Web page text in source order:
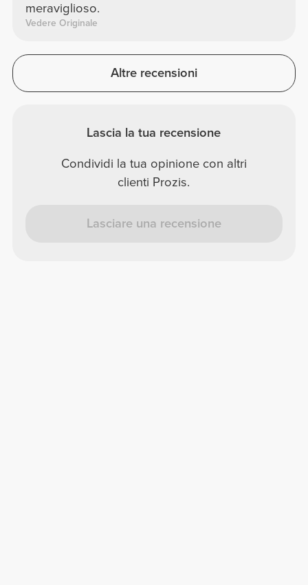
meraviglioso.
Vedere Originale
Altre recensioni
Lascia la tua recensione
Condividi la tua opinione con altri
clienti Prozis.
Lasciare una recensione